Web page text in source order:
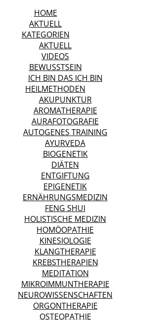
HOME
AKTUELL
KATEGORIEN
AKTUELL
VIDEOS
BEWUSSTSEIN
ICH BIN DAS ICH BIN
HEILMETHODEN
AKUPUNKTUR
AROMATHERAPIE
AURAFOTOGRAFIE
AUTOGENES TRAINING
AYURVEDA
BIOGENETIK
DIÄTEN
ENTGIFTUNG
EPIGENETIK
ERNÄHRUNGSMEDIZIN
FENG SHUI
HOLISTISCHE MEDIZIN
HOMÖOPATHIE
KINESIOLOGIE
KLANGTHERAPIE
KREBSTHERAPIEN
MEDITATION
MIKROIMMUNTHERAPIE
NEUROWISSENSCHAFTEN
ORGONTHERAPIE
OSTEOPATHIE